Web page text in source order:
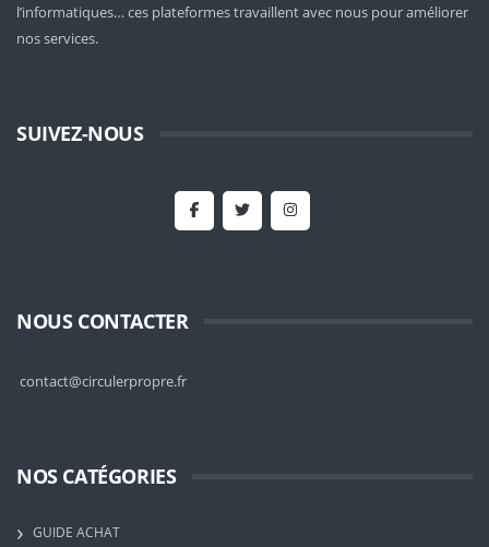
l’informatiques… ces plateformes travaillent avec nous pour améliorer
nos services.
SUIVEZ-NOUS
NOUS CONTACTER
contact@circulerpropre.fr
NOS CATÉGORIES
GUIDE ACHAT